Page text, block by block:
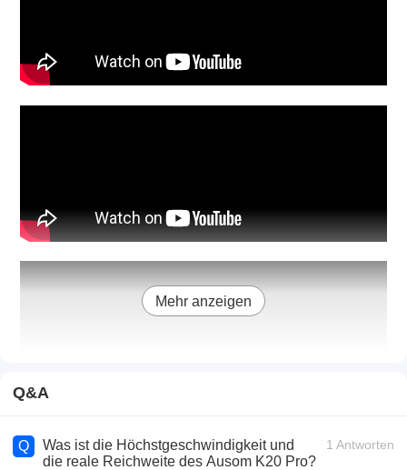
Mehr anzeigen
Q&A
Q
Was ist die Höchstgeschwindigkeit und
die reale Reichweite des Ausom K20 Pro?
1 Antworten